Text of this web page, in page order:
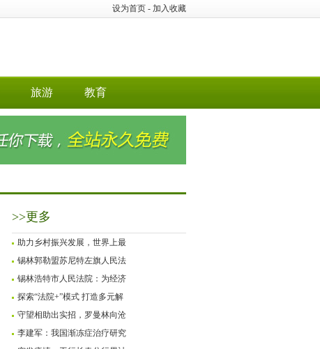
设为首页 - 加入收藏
旅游 教育
>>更多
助力乡村振兴发展，世界上最
锡林郭勒盟苏尼特左旗人民法
锡林浩特市人民法院：为经济
探索“法院+”模式 打造多元解
守望相助出实招，罗曼林向沧
李建军：我国渐冻症治疗研究